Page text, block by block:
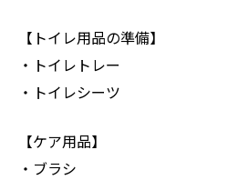
【トイレ用品の準備】
・トイレトレー
・トイレシーツ
【ケア用品】
・ブラシ